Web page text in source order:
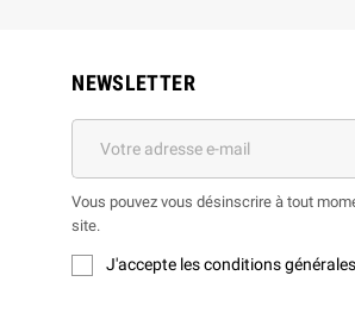
NEWSLETTER
Vous pouvez vous désinscrire à tout
site.
J'accepte les conditions